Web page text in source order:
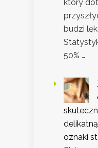
który
budzi
50% …
oznaki